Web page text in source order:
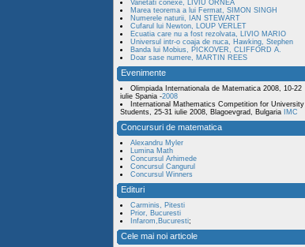
Varietati conexe, LIVIU ORNEA
Marea teorema a lui Fermat, SIMON SINGH
Numerele naturii, IAN STEWART
Cufarul lui Newton, LOUP VERLET
Ecuatia care nu a fost rezolvata, LIVIO MARIO
Universul intr-o coaja de nuca, Hawking, Stephen
Banda lui Mobius, PICKOVER, CLIFFORD A.
Doar sase numere, MARTIN REES
Evenimente
Olimpiada Internationala de Matematica 2008, 10-22
iulie Spania -2008
International Mathematics Competition for University
Students, 25-31 iulie 2008, Blagoevgrad, BulgariaIMC
Concursuri de matematica
Alexandru Myler
Lumina Math
Concursul Arhimede
Concursul Cangurul
Concursul Winners
Edituri
Carminis, Pitesti
Prior, Bucuresti
Infarom,Bucuresti;
Cele mai noi articole